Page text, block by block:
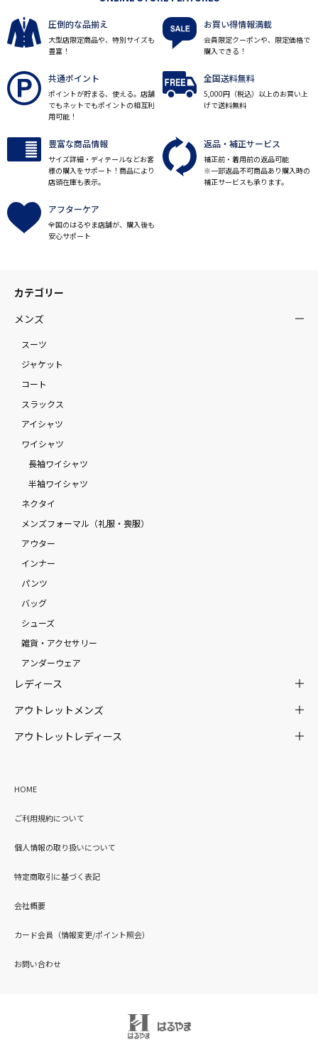
圧倒的な品揃え
大型店限定商品や、特別サイズも
豊富！
お買い得情報満載
会員限定クーポンや、限定価格で
購入できる！
共通ポイント
ポイントが貯まる、使える。店舗
でもネットでもポイントの相互利
用可能！
全国送料無料
5,000円（税込）以上のお買い上
げで送料無料
豊富な商品情報
サイズ詳細・ディテールなどお客
様の購入をサポート！商品により
店頭在庫も表示。
返品・補正サービス
補正前・着用前の返品可能
※一部返品不可商品あり購入時の
補正サービスも承ります。
アフターケア
全国のはるやま店舗が、購入後も
安心サポート
カテゴリー
メンズ
スーツ
ジャケット
コート
スラックス
アイシャツ
ワイシャツ
長袖ワイシャツ
半袖ワイシャツ
ネクタイ
メンズフォーマル（礼服・喪服）
アウター
インナー
パンツ
バッグ
シューズ
雑貨・アクセサリー
アンダーウェア
レディース
アウトレットメンズ
アウトレットレディース
HOME
ご利用規約について
個人情報の取り扱いについて
特定商取引に基づく表記
会社概要
カード会員（情報変更/ポイント照会）
お問い合わせ